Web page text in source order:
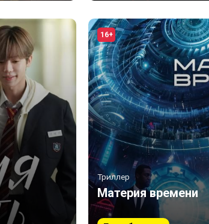
16+
Триллер
Материя времени